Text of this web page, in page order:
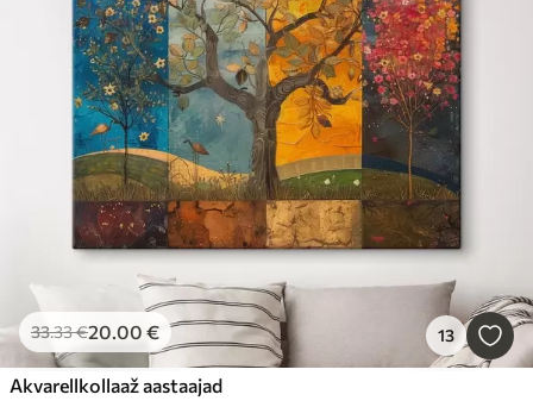
33.33€20.00 € 13
Akvarellkollaaž aastaajad